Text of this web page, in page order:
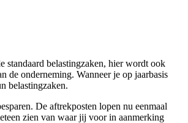
standaard belastingzaken, hier wordt ook
de onderneming. Wanneer je op jaarbasis
belastingzaken.
De aftrekposten lopen nu eenmaal
zien van waar jij voor in aanmerking